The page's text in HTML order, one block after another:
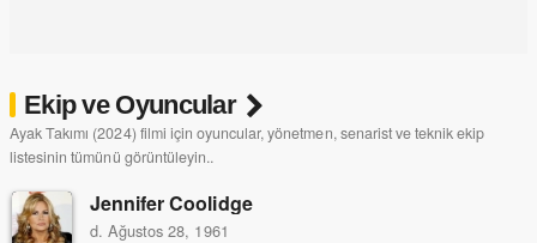
Ekip ve Oyuncular
Ayak Takımı (2024) filmi için oyuncular, yönetmen, senarist ve teknik ekip
listesinin tümünü görüntüleyin..
Jennifer Coolidge
d. Ağustos 28, 1961